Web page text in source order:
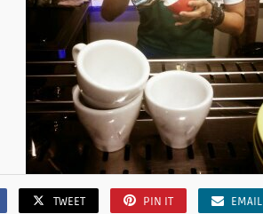
TWEET PIN IT EMAIL